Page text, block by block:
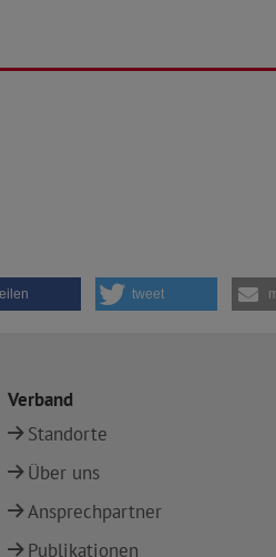
tweet
Verband
Standorte
Über uns
Ansprechpartner
Publikationen